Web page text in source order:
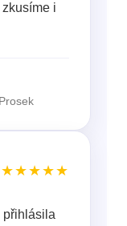
i
★★★★★
přihlásila